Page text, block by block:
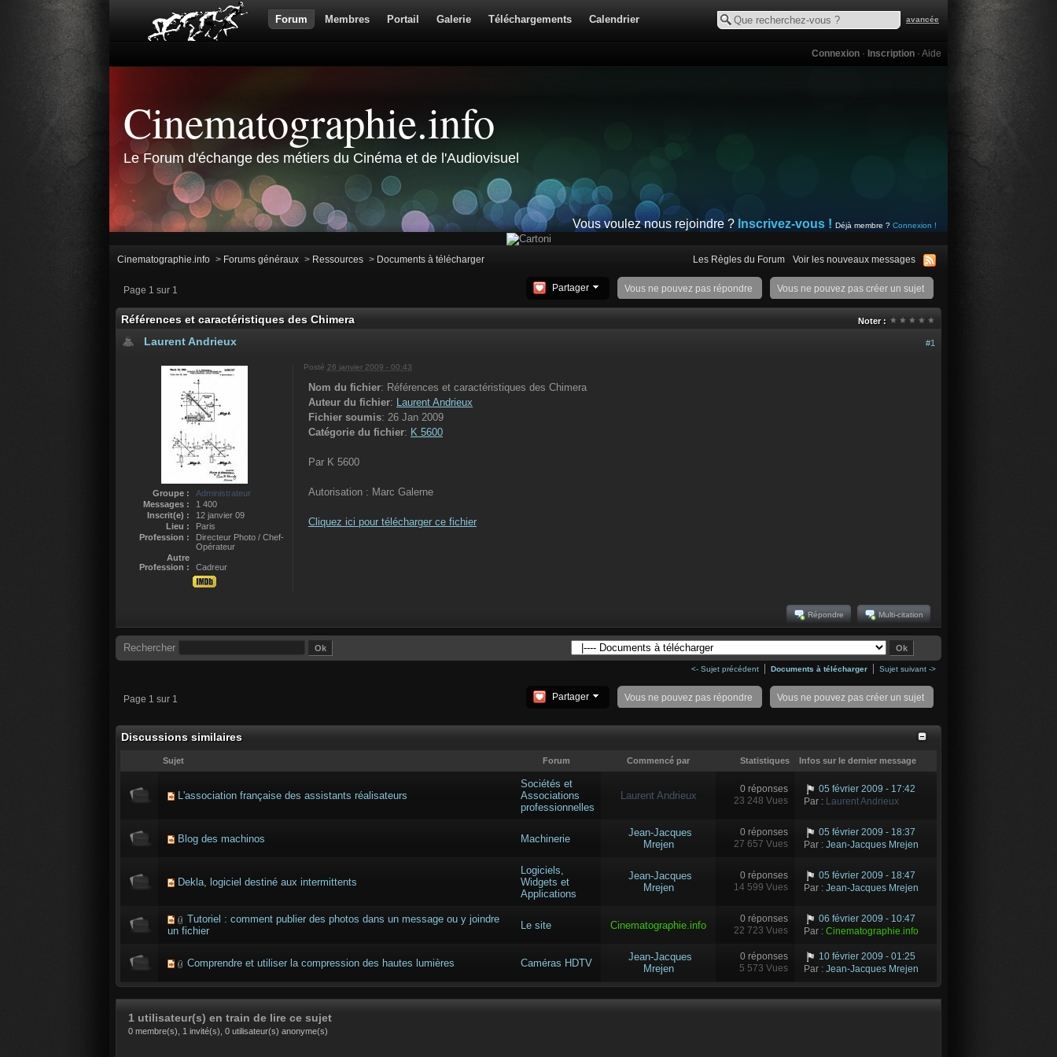
avancée
Forum Membres Portail Galerie Téléchargements Calendrier
Connexion · Inscription · Aide
Cinematographie.info
Le Forum d'échange des métiers du Cinéma et de l'Audiovisuel
Vous voulez nous rejoindre ? Inscrivez-vous ! Déjà membre ? Connexion !
Cinematographie.info > Forums généraux > Ressources > Documents à télécharger Les Règles du Forum Voir les nouveaux messages
Page 1 sur 1 Vous ne pouvez pas créer un sujet
Vous ne pouvez pas répondre
Partager
Références et caractéristiques des Chimera Noter :
#1
Laurent Andrieux
Groupe :
Administrateur
Messages :
1 400
Inscrit(e) :
12 janvier 09
Lieu :
Paris
Profession :
Directeur Photo / Chef-
Opérateur
Autre
Profession :
Cadreur
Posté 26 janvier 2009 - 00:43
Nom du fichier: Références et caractéristiques des Chimera
Auteur du fichier:
Laurent Andrieux
Fichier soumis: 26 Jan 2009
Catégorie du fichier: K 5600
Par K 5600
Autorisation : Marc Galerne
Cliquez ici pour télécharger ce fichier
Multi-citation
Répondre
Rechercher
<- Sujet précédent Documents à télécharger Sujet suivant ->
Page 1 sur 1 Vous ne pouvez pas créer un sujet
Vous ne pouvez pas répondre
Partager
Discussions similaires
Sujet Forum Commencé par Statistiques Infos sur le dernier message
L'association française des assistants réalisateurs
Sociétés et
Associations
professionnelles
Laurent Andrieux
0 réponses
23 248 Vues
05 février 2009 - 17:42
Par : Laurent Andrieux
Blog des machinos Machinerie
Jean-Jacques
Mrejen
0 réponses
27 657 Vues
05 février 2009 - 18:37
Par : Jean-Jacques Mrejen
Dekla, logiciel destiné aux intermittents
Logiciels,
Widgets et
Applications
Jean-Jacques
Mrejen
0 réponses
14 599 Vues
05 février 2009 - 18:47
Par : Jean-Jacques Mrejen
Tutoriel : comment publier des photos dans un message ou y joindre
un fichier
Le site Cinematographie.info
0 réponses
22 723 Vues
06 février 2009 - 10:47
Par : Cinematographie.info
Comprendre et utiliser la compression des hautes lumières Caméras HDTV
Jean-Jacques
Mrejen
0 réponses
5 573 Vues
10 février 2009 - 01:25
Par : Jean-Jacques Mrejen
1 utilisateur(s) en train de lire ce sujet
0 membre(s), 1 invité(s), 0 utilisateur(s) anonyme(s)